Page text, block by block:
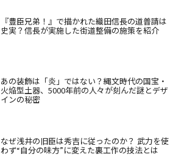
『豊臣兄弟！』で描かれた織田信長の道普請は
史実？信長が実施した街道整備の施策を紹介
あの装飾は「炎」ではない？縄文時代の国宝・
火焔型土器、5000年前の人々が刻んだ謎とデザ
インの秘密
なぜ浅井の旧臣は秀吉に従ったのか？ 武力を使
わず“自分の味方”に変えた裏工作の技法とは